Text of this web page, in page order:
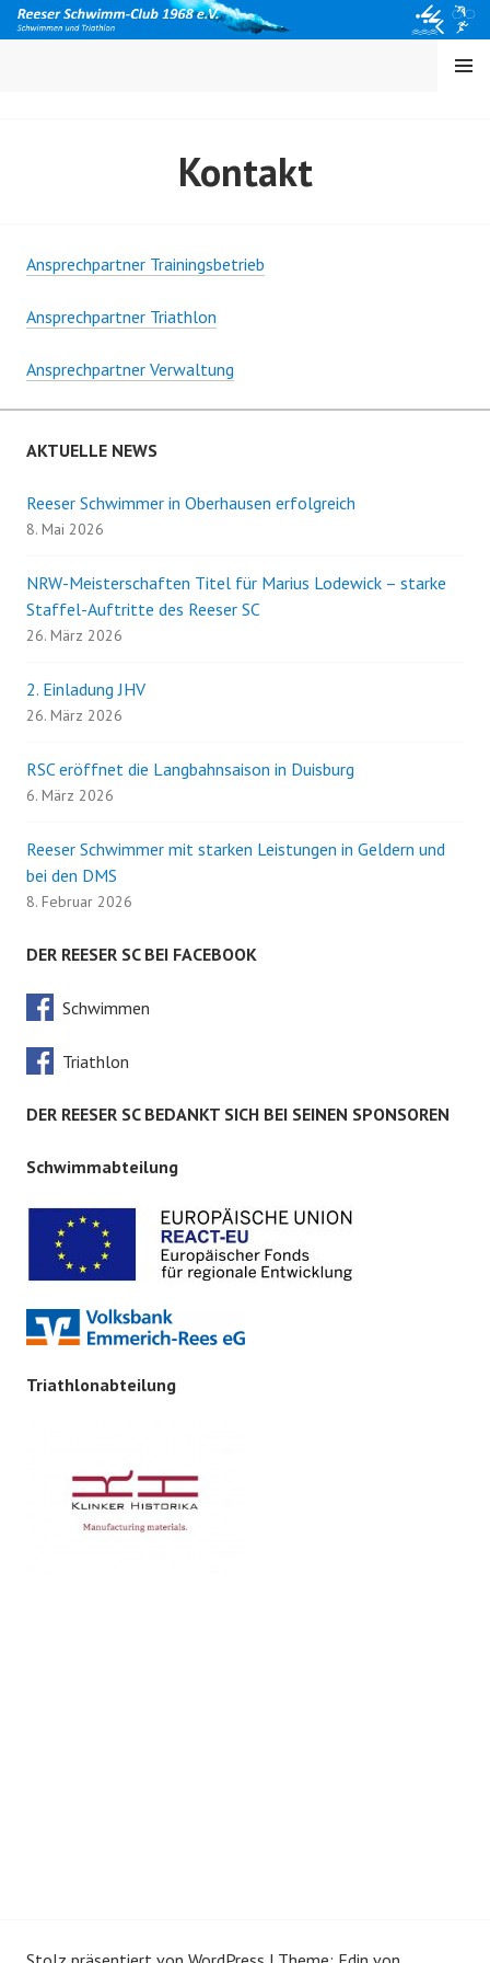
Springe
zum
MENÜ
Kontakt
Ansprechpartner Trainingsbetrieb
Ansprechpartner Triathlon
Ansprechpartner Verwaltung
AKTUELLE NEWS
Reeser Schwimmer in Oberhausen erfolgreich
8. Mai 2026
NRW-Meisterschaften Titel für Marius Lodewick – starke
Staffel-Auftritte des Reeser SC
26. März 2026
2. Einladung JHV
26. März 2026
RSC eröffnet die Langbahnsaison in Duisburg
6. März 2026
Reeser Schwimmer mit starken Leistungen in Geldern und
bei den DMS
8. Februar 2026
DER REESER SC BEI FACEBOOK
Schwimmen
Triathlon
DER REESER SC BEDANKT SICH BEI SEINEN SPONSOREN
Schwimmabteilung
Triathlonabteilung